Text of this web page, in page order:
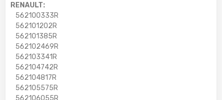
RENAULT:
562100333R
562101202R
562101385R
562102469R
562103341R
562104742R
562104817R
562105575R
562106055R